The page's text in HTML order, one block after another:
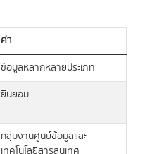
ค่า
ข้อมูลหลากหลายประเภท
ยินยอม
กลุ่มงานศูนย์ข้อมูลและ
เทคโนโลยีสารสนเทศ